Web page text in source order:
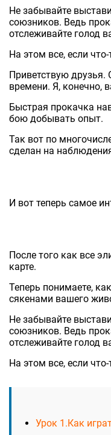
Не забывайте
союзников. Ведь
отслеживайте голод
На этом все, если
Приветствую друзья.
времени. Я, конечно,
Быстрая прокачка
бою добывать опыт.
Так вот по
сделан на
И вот теперь самое
После того как все
карте.
Теперь понимаете,
сякенами вашего
Не забывайте
союзников. Ведь
отслеживайте голод
На этом все, если
Урок 1.Как